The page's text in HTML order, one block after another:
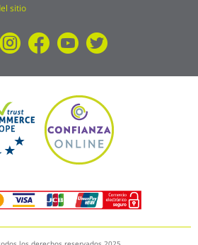
sitio